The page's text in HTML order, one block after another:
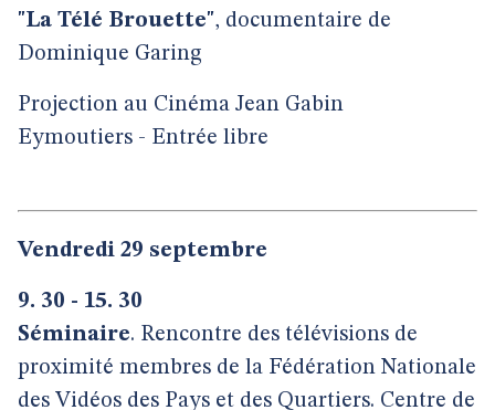
"La Télé Brouette", documentaire de
Dominique Garing
Projection au Cinéma Jean Gabin
Eymoutiers - Entrée libre
Vendredi 29 septembre
9. 30 - 15. 30
Séminaire. Rencontre des télévisions de
proximité membres de la Fédération Nationale
des Vidéos des Pays et des Quartiers. Centre de